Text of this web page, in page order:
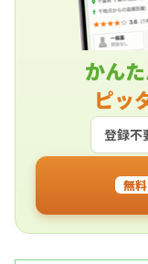
かん
ピッ
登録不
無料